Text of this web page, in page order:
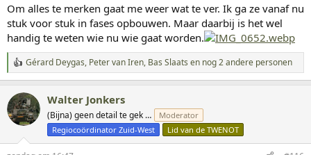
Om alles te merken gaat me weer wat te ver. Ik ga ze vanaf nu
stuk voor stuk in fases opbouwen. Maar daarbij is het wel
handig te weten wie nu wie gaat worden.
W
a
r
d
e
i
Gérard Deygas, Peter van Iren, Bas Slaats en nog 2 andere personen
Walter Jonkers
(Bijna) geen detail te gek …
Moderator
Regiocoördinator Zuid-West
Lid van de TWENOT